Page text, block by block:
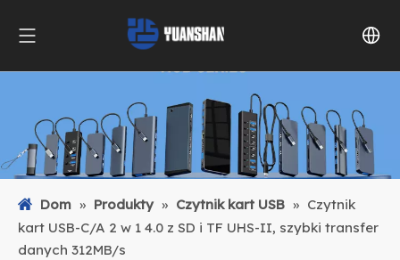
Dom » Produkty » Czytnik kart USB » Czytnik
kart USB-C/A 2 w 1 4.0 z SD i TF UHS-II, szybki transfer
danych 312MB/s